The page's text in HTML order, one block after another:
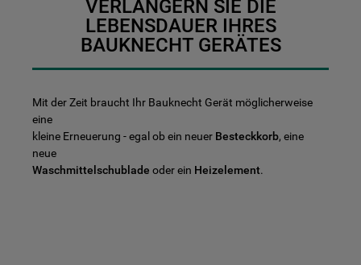
VERLÄNGERN SIE DIE
LEBENSDAUER IHRES
BAUKNECHT GERÄTES
Mit der Zeit braucht Ihr Bauknecht Gerät möglicherweise
eine
kleine Erneuerung - egal ob ein neuer Besteckkorb, eine
neue
Waschmittelschublade oder ein Heizelement.